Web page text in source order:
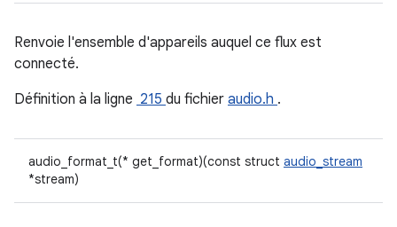
Renvoie l'ensemble d'appareils auquel ce flux est
connecté.
Définition à la ligne 215 du fichier audio.h .
audio_format_t(* get_format)(const struct audio_stream
*stream)